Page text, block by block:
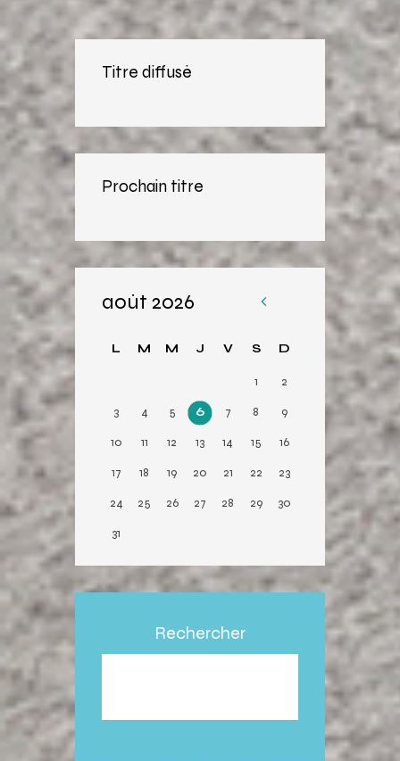
Titre diffusé
Prochain titre
août 2026
L M M J V S D
1
2
3
4 5 6 7 8
9
10
11 12 13 14 15
16
17
18 19 20 21 22
23
24
25 26 27 28 29
30
31
«
r
Rechercher